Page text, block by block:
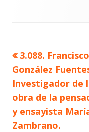
Navegación
de
entradas
Artículo
anterior
3.088. Francisco
González
Investigador de
obra de la
y ensayista
Zambrano.